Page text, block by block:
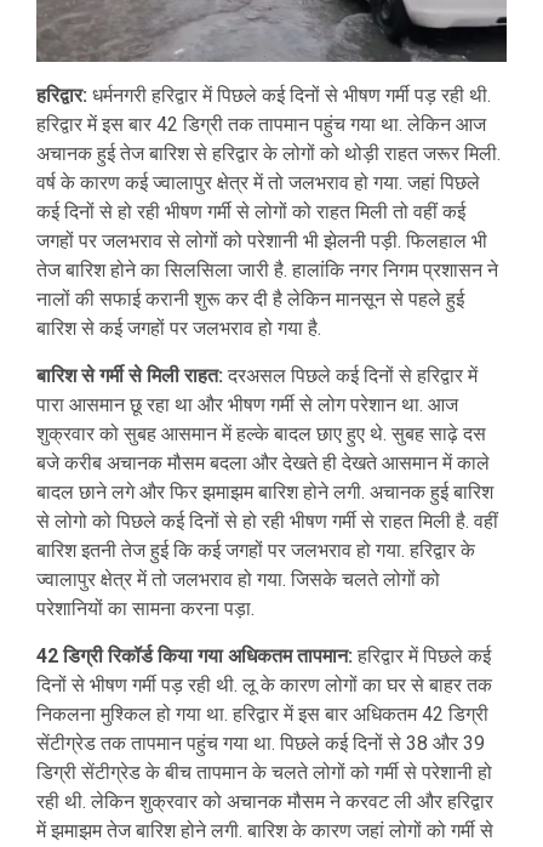
हरिद्वार: धर्मनगरी हरिद्वार में पिछले कई दिनों से भीषण गर्मी पड़ रही थी.
हरिद्वार में इस बार 42 डिग्री तक तापमान पहुंच गया था. लेकिन आज
अचानक हुई तेज बारिश से हरिद्वार के लोगों को थोड़ी राहत जरूर मिली.
वर्ष के कारण कई ज्वालापुर क्षेत्र में तो जलभराव हो गया. जहां पिछले
कई दिनों से हो रही भीषण गर्मी से लोगों को राहत मिली तो वहीं कई
जगहों पर जलभराव से लोगों को परेशानी भी झेलनी पड़ी. फिलहाल भी
तेज बारिश होने का सिलसिला जारी है. हालांकि नगर निगम प्रशासन ने
नालों की सफाई करानी शुरू कर दी है लेकिन मानसून से पहले हुई
बारिश से कई जगहों पर जलभराव हो गया है.
बारिश से गर्मी से मिली राहत: दरअसल पिछले कई दिनों से हरिद्वार में
पारा आसमान छू रहा था और भीषण गर्मी से लोग परेशान था. आज
शुक्रवार को सुबह आसमान में हल्के बादल छाए हुए थे. सुबह साढ़े दस
बजे करीब अचानक मौसम बदला और देखते ही देखते आसमान में काले
बादल छाने लगे और फिर झमाझम बारिश होने लगी. अचानक हुई बारिश
से लोगो को पिछले कई दिनों से हो रही भीषण गर्मी से राहत मिली है. वहीं
बारिश इतनी तेज हुई कि कई जगहों पर जलभराव हो गया. हरिद्वार के
ज्वालापुर क्षेत्र में तो जलभराव हो गया. जिसके चलते लोगों को
परेशानियों का सामना करना पड़ा.
42 डिग्री रिकॉर्ड किया गया अधिकतम तापमान: हरिद्वार में पिछले कई
दिनों से भीषण गर्मी पड़ रही थी. लू के कारण लोगों का घर से बाहर तक
निकलना मुश्किल हो गया था. हरिद्वार में इस बार अधिकतम 42 डिग्री
सेंटीग्रेड तक तापमान पहुंच गया था. पिछले कई दिनों से 38 और 39
डिग्री सेंटीग्रेड के बीच तापमान के चलते लोगों को गर्मी से परेशानी हो
रही थी. लेकिन शुक्रवार को अचानक मौसम ने करवट ली और हरिद्वार
में झमाझम तेज बारिश होने लगी. बारिश के कारण जहां लोगों को गर्मी से